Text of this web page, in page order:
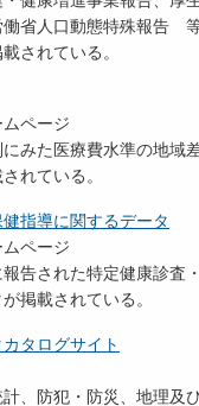
働省人口動態特殊報告
されている。
ページ
みた医療費水準の地域
れている。
指導に関するデータ
ページ
告された特定健康診査
掲載されている。
タログサイト
、防犯・防災、地理及